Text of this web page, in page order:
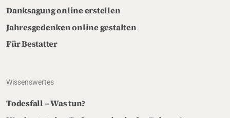
Danksagung online erstellen
Jahresgedenken online gestalten
Für Bestatter
Wissenswertes
Todesfall – Was tun?